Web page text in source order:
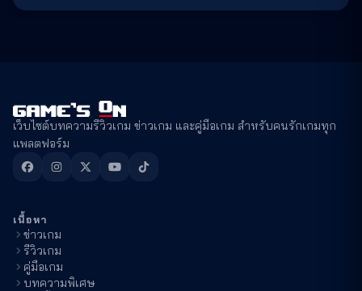
เว็บไซต์บทความรีวิวเกม ข่าวเกม และคู่มือเกม สำหรับคนรักเกมทุก
แพลตฟอร์ม
เนื้อหา
ข่าวเกม
รีวิวเกม
คู่มือเกม
บทความพิเศษ